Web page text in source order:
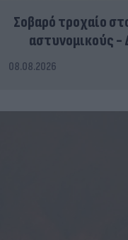
Σοβαρό τροχαίο
αστυνομικούς -
08.08.2026